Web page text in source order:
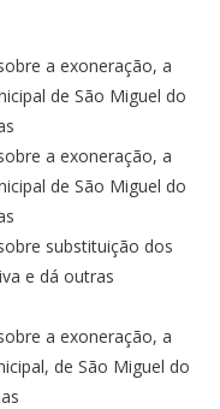
a exoneração, a
de São Miguel do
a exoneração, a
de São Miguel do
substituição dos
e dá outras
a exoneração, a
de São Miguel do